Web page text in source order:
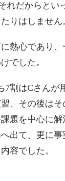
れだからとい
りはしません
熱心であり
でした。
7割はCさんが
、その後はそ
題を中心に解
出て、更に
容でした。